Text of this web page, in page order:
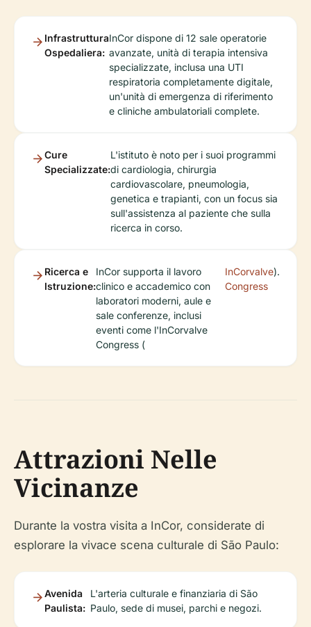
Infrastruttura
Ospedaliera:
InCor dispone di 12 sale operatorie
avanzate, unità di terapia intensiva
specializzate, inclusa una UTI
respiratoria completamente digitale,
un'unità di emergenza di riferimento
e cliniche ambulatoriali complete.
Cure
Specializzate:
L'istituto è noto per i suoi programmi
di cardiologia, chirurgia
cardiovascolare, pneumologia,
genetica e trapianti, con un focus sia
sull'assistenza al paziente che sulla
ricerca in corso.
Ricerca e
Istruzione:
InCor supporta il lavoro
clinico e accademico con
laboratori moderni, aule e
sale conferenze, inclusi
eventi come l'InCorvalve
Congress (
InCorvalve
Congress
).
Attrazioni Nelle
Vicinanze
Durante la vostra visita a InCor, considerate di
esplorare la vivace scena culturale di São Paulo:
Avenida
Paulista:
L'arteria culturale e finanziaria di São
Paulo, sede di musei, parchi e negozi.